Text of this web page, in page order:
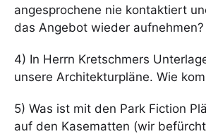
angesprochene nie kontaktiert
das Angebot wieder aufnehmen?
4) In Herrn Kretschmers
unsere Architekturpläne. Wie
5) Was ist mit den Park Fiction
auf den Kasematten (wir